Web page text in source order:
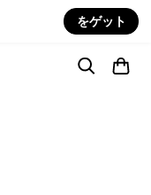
をゲット